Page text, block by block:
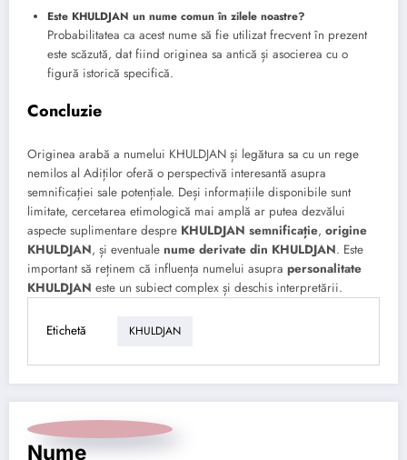
Este KHULDJAN un nume comun în zilele noastre?
Probabilitatea ca acest nume să fie utilizat frecvent în prezent
este scăzută, dat fiind originea sa antică și asocierea cu o
figură istorică specifică.
Concluzie
Originea arabă a numelui KHULDJAN și legătura sa cu un rege
nemilos al Adiților oferă o perspectivă interesantă asupra
semnificației sale potențiale. Deși informațiile disponibile sunt
limitate, cercetarea etimologică mai amplă ar putea dezvălui
aspecte suplimentare despre KHULDJAN semnificație, origine
KHULDJAN, și eventuale nume derivate din KHULDJAN. Este
important să reținem că influența numelui asupra personalitate
KHULDJAN este un subiect complex și deschis interpretării.
Etichetă KHULDJAN
Nume